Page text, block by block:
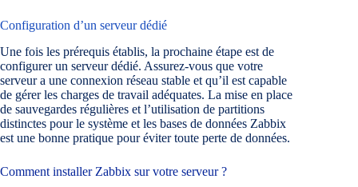
Configuration d’un serveur dédié
Une fois les prérequis établis, la prochaine étape est de
configurer un serveur dédié. Assurez-vous que votre
serveur a une connexion réseau stable et qu’il est capable
de gérer les charges de travail adéquates. La mise en place
de sauvegardes régulières et l’utilisation de partitions
distinctes pour le système et les bases de données Zabbix
est une bonne pratique pour éviter toute perte de données.
Comment installer Zabbix sur votre serveur ?